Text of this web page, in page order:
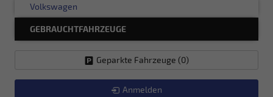
Volkswagen
GEBRAUCHTFAHRZEUGE
Geparkte Fahrzeuge (0)
Anmelden